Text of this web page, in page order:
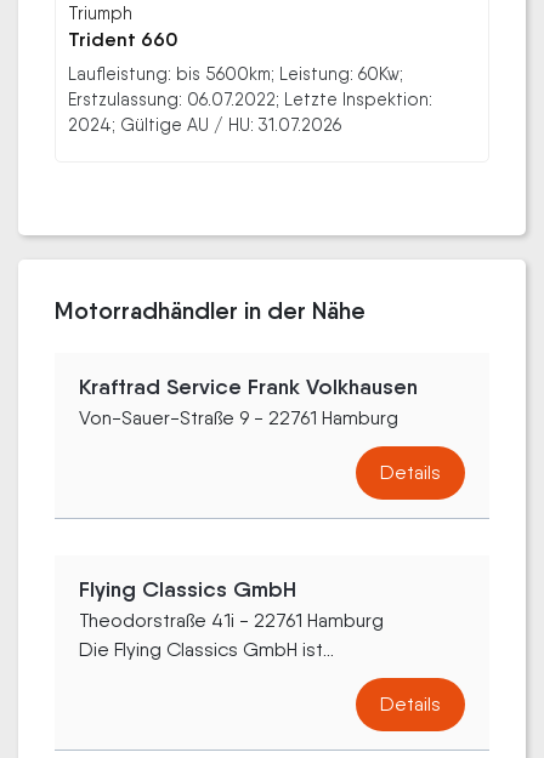
Triumph
Trident 660
Laufleistung: bis 5600km; Leistung: 60Kw;
Erstzulassung: 06.07.2022; Letzte Inspektion:
2024; Gültige AU / HU: 31.07.2026
Motorradhändler in der Nähe
Kraftrad Service Frank Volkhausen
Von-Sauer-Straße 9 - 22761 Hamburg
Details
Flying Classics GmbH
Theodorstraße 41i - 22761 Hamburg
Die Flying Classics GmbH ist...
Details